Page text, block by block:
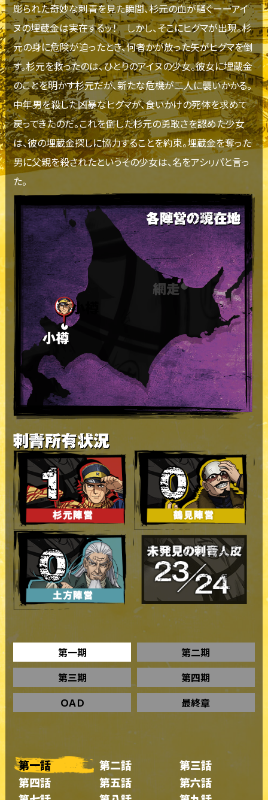
彫られた奇妙な刺青を見た瞬間、杉元の血が騒ぐーーアイ
ヌの埋蔵金は実在するッ！ しかし、そこにヒグマが出現。杉
元の身に危険が迫ったとき、何者かが放った矢がヒグマを倒
す。杉元を救ったのは、ひとりのアイヌの少女。彼女に埋蔵金
のことを明かす杉元だが、新たな危機が二人に襲いかかる。
中年男を殺した凶暴なヒグマが、食いかけの死体を求めて
戻ってきたのだ。これを倒した杉元の勇敢さを認めた少女
は、彼の埋蔵金探しに協力することを約束。埋蔵金を奪った
男に父親を殺されたというその少女は、名をアシㇼパと言っ
た。
第一期
第二期
第三期
第四期
ＯＡＤ
最終章
第一話 第二話
第三話
第四話
第五話
第六話